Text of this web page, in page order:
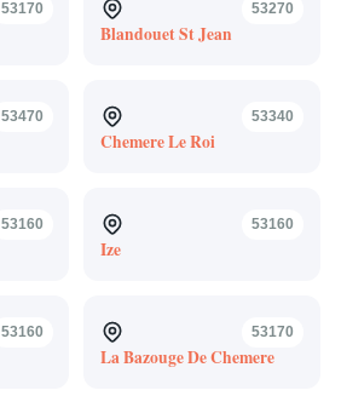
53170 53270
Blandouet St Jean
53470 53340
Chemere Le Roi
53160 53160
Ize
53160 53170
La Bazouge De Chemere